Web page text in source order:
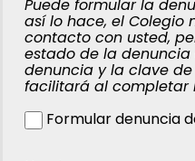
Puede formular la
así lo hace, el Colegio
contacto con usted,
estado de la
denuncia y la clave
facilitará al completar
Formular denuncia